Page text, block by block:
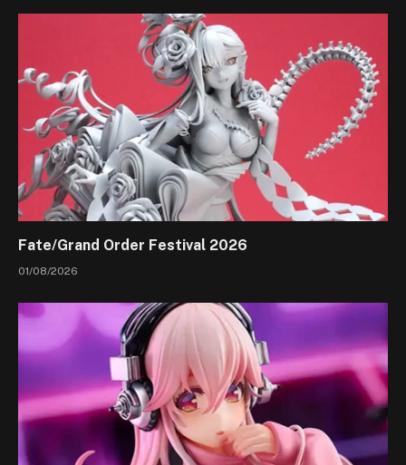
Fate/Grand Order Festival 2026
01/08/2026